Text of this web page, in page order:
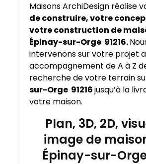
Maisons ArchiDesign réalise
de construire, votre
votre construction de
Épinay-sur-Orge 91216.
intervenons sur votre projet
accompagnement de A à Z
recherche de votre terrain
sur-Orge 91216jusqu’à la
votre maison.
Plan, 3D, 2D,
image de
Épinay-sur-Orge